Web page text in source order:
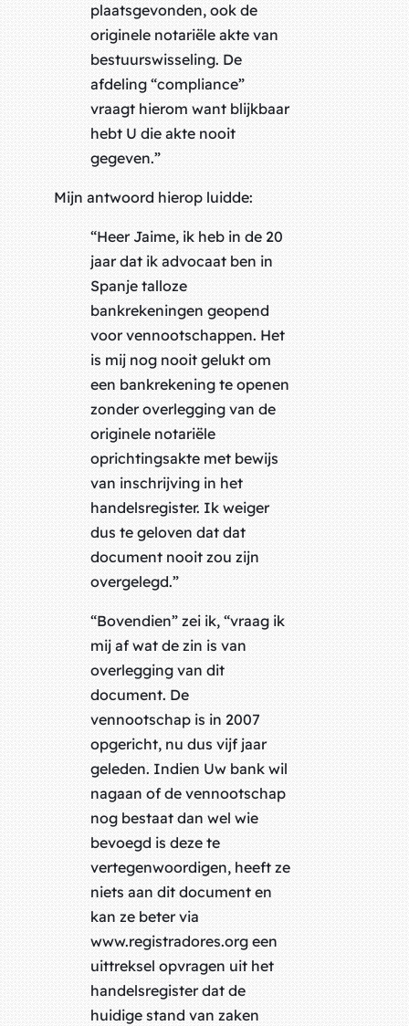
plaatsgevonden, ook de
originele notariële akte van
bestuurswisseling. De
afdeling “compliance”
vraagt hierom want blijkbaar
hebt U die akte nooit
gegeven.”
Mijn antwoord hierop luidde:
“Heer Jaime, ik heb in de 20
jaar dat ik advocaat ben in
Spanje talloze
bankrekeningen geopend
voor vennootschappen. Het
is mij nog nooit gelukt om
een bankrekening te openen
zonder overlegging van de
originele notariële
oprichtingsakte met bewijs
van inschrijving in het
handelsregister. Ik weiger
dus te geloven dat dat
document nooit zou zijn
overgelegd.”
“Bovendien” zei ik, “vraag ik
mij af wat de zin is van
overlegging van dit
document. De
vennootschap is in 2007
opgericht, nu dus vijf jaar
geleden. Indien Uw bank wil
nagaan of de vennootschap
nog bestaat dan wel wie
bevoegd is deze te
vertegenwoordigen, heeft ze
niets aan dit document en
kan ze beter via
www.registradores.org een
uittreksel opvragen uit het
handelsregister dat de
huidige stand van zaken